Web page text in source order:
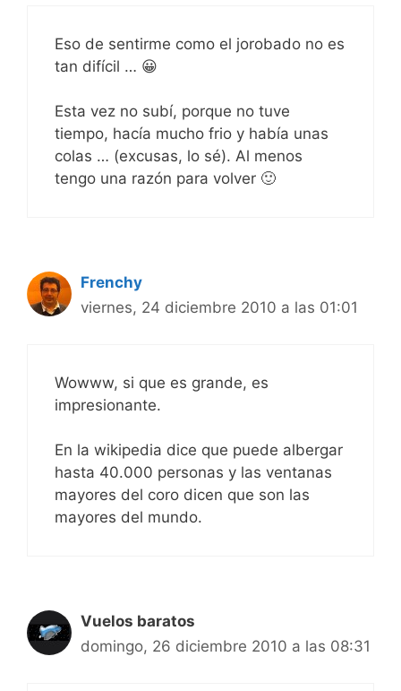
Eso de sentirme como el jorobado no es
tan difícil … 😀
Esta vez no subí, porque no tuve
tiempo, hacía mucho frio y había unas
colas … (excusas, lo sé). Al menos
tengo una razón para volver 🙂
Frenchy
viernes, 24 diciembre 2010 a las 01:01
Wowww, si que es grande, es
impresionante.
En la wikipedia dice que puede albergar
hasta 40.000 personas y las ventanas
mayores del coro dicen que son las
mayores del mundo.
Vuelos baratos
domingo, 26 diciembre 2010 a las 08:31